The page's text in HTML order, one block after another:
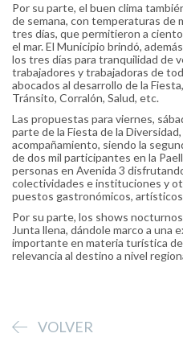
Por su parte, el buen clima
de semana, con temperaturas de
tres días, que permitieron a
el mar. El Municipio brindó,
los tres días para tranquilidad de
trabajadores y trabajadoras de
abocados al desarrollo de la
Tránsito, Corralón, Salud, etc.
Las propuestas para viernes,
parte de la Fiesta de la
acompañamiento, siendo la
de dos mil participantes en la
personas en Avenida 3
colectividades e instituciones y
puestos gastronómicos,
Por su parte, los shows
Junta llena, dándole marco a una
importante en materia turística
relevancia al destino a nivel
VOLVER